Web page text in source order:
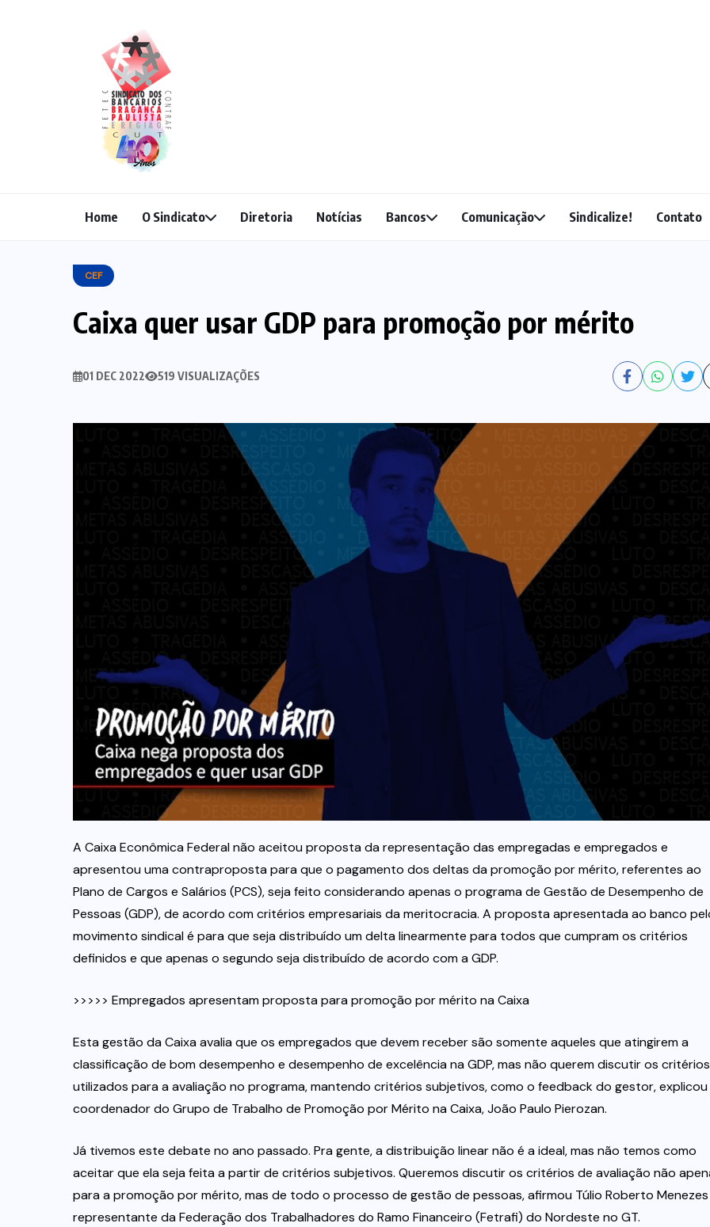
Home O Sindicato Diretoria Notícias Bancos Comunicação Sindicalize! Contato
CEF
Caixa quer usar GDP para promoção por mérito
01 DEC 2022 519 VISUALIZAÇÕES
A Caixa Econômica Federal não aceitou proposta da representação das empregadas e empregados e
apresentou uma contraproposta para que o pagamento dos deltas da promoção por mérito, referentes ao
Plano de Cargos e Salários (PCS), seja feito considerando apenas o programa de Gestão de Desempenho de
Pessoas (GDP), de acordo com critérios empresariais da meritocracia. A proposta apresentada ao banco
movimento sindical é para que seja distribuído um delta linearmente para todos que cumpram os critérios
definidos e que apenas o segundo seja distribuído de acordo com a GDP.
>>>>> Empregados apresentam proposta para promoção por mérito na Caixa
Esta gestão da Caixa avalia que os empregados que devem receber são somente aqueles que atingirem a
classificação de bom desempenho e desempenho de excelência na GDP, mas não querem discutir os critérios
utilizados para a avaliação no programa, mantendo critérios subjetivos, como o feedback do gestor, explicou
coordenador do Grupo de Trabalho de Promoção por Mérito na Caixa, João Paulo Pierozan.
Já tivemos este debate no ano passado. Pra gente, a distribuição linear não é a ideal, mas não temos como
aceitar que ela seja feita a partir de critérios subjetivos. Queremos discutir os critérios de avaliação não
para a promoção por mérito, mas de todo o processo de gestão de pessoas, afirmou Túlio Roberto Menezes
representante da Federação dos Trabalhadores do Ramo Financeiro (Fetrafi) do Nordeste no GT.